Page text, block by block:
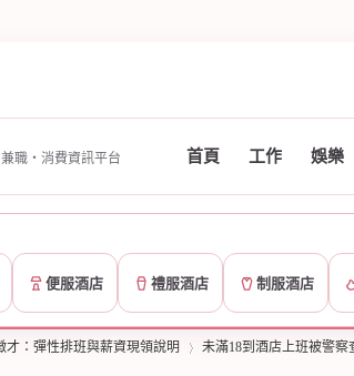
職・消費資訊平台 首頁 工作 娛樂
便服酒店 禮服酒店 制服酒店
才：彈性排班與薪資現領說明 未滿18到酒店上班被警察